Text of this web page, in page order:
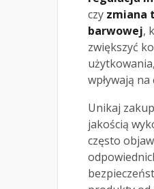
czy zmiana
barwowej,
zwiększyć
wpływają na
Unikaj
jakością
często